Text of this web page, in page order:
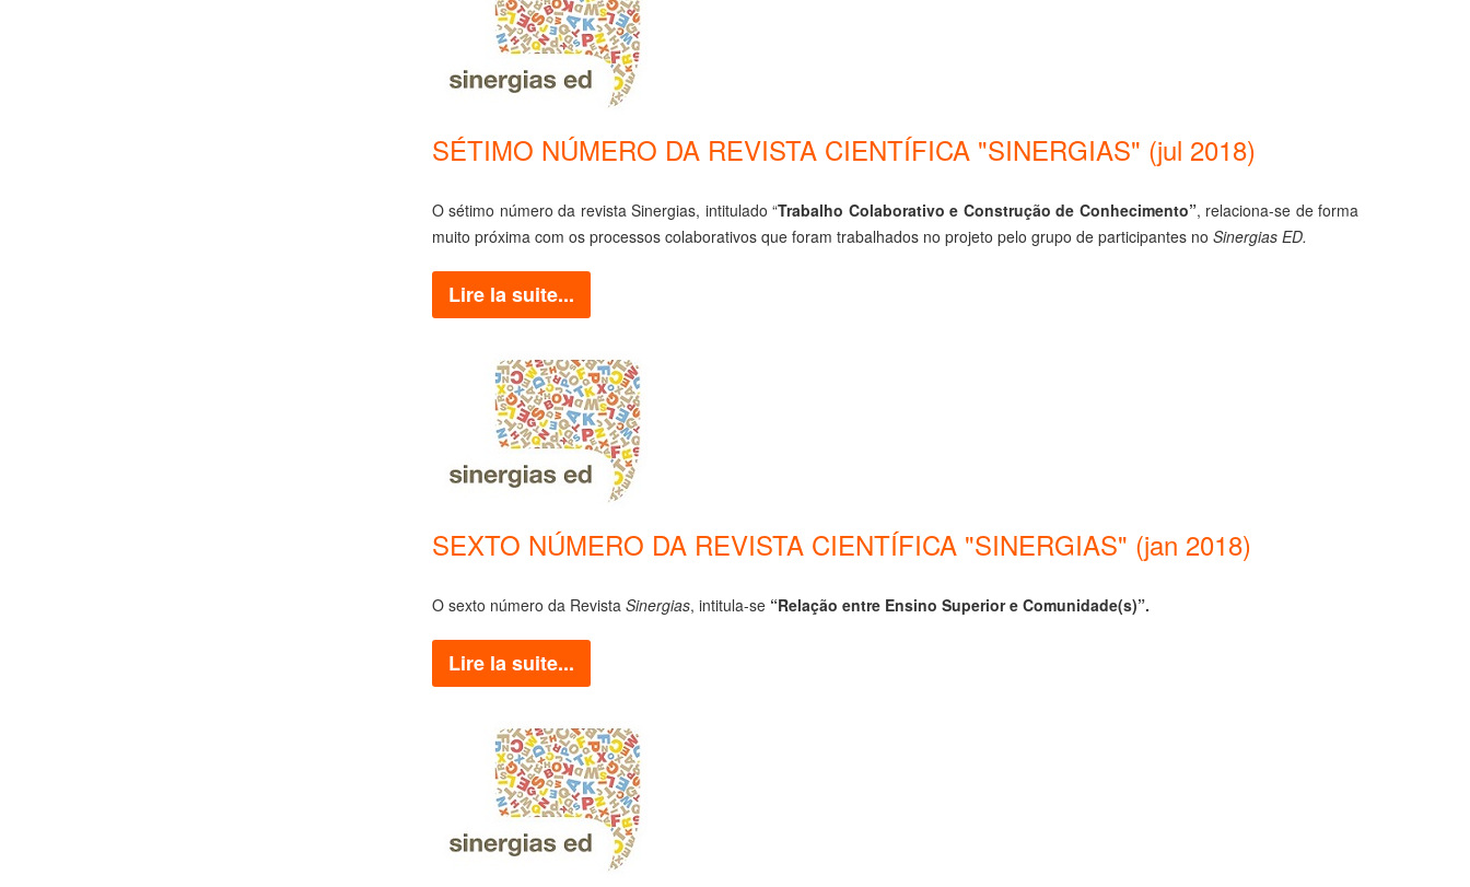
SÉTIMO NÚMERO DA REVISTA CIENTÍFICA "SINERGIAS" (jul 2018)
O sétimo número da revista Sinergias, intitulado “Trabalho Colaborativo e Construção de Conhecimento”, relaciona-se de forma
muito próxima com os processos colaborativos que foram trabalhados no projeto pelo grupo de participantes no Sinergias ED.
Lire la suite...
SEXTO NÚMERO DA REVISTA CIENTÍFICA "SINERGIAS" (jan 2018)
O sexto número da Revista Sinergias, intitula-se “Relação entre Ensino Superior e Comunidade(s)”.
Lire la suite...